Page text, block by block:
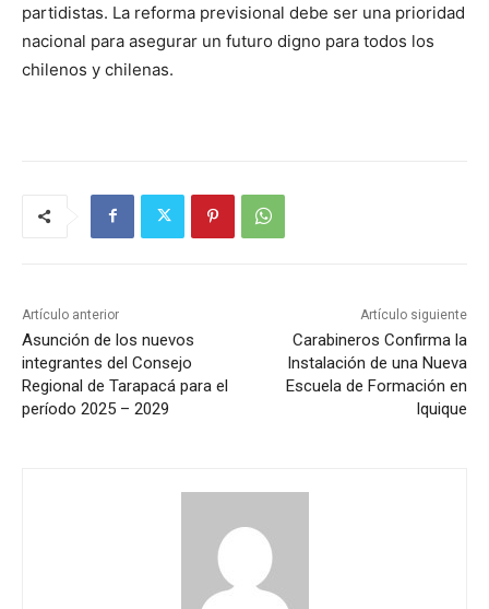
partidistas. La reforma previsional debe ser una prioridad
nacional para asegurar un futuro digno para todos los
chilenos y chilenas.
Artículo anterior
Asunción de los nuevos
integrantes del Consejo
Regional de Tarapacá para el
período 2025 – 2029
Artículo siguiente
Carabineros Confirma la
Instalación de una Nueva
Escuela de Formación en
Iquique